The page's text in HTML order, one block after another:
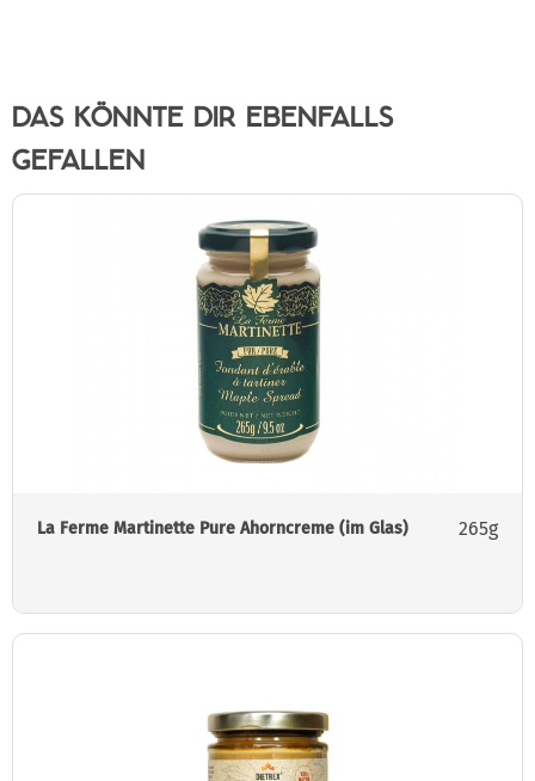
DAS KÖNNTE DIR EBENFALLS
GEFALLEN
La Ferme Martinette Pure Ahorncreme (im Glas) 265g